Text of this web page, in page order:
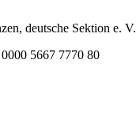
deutsche Sektion e. V.
5667 7770 80